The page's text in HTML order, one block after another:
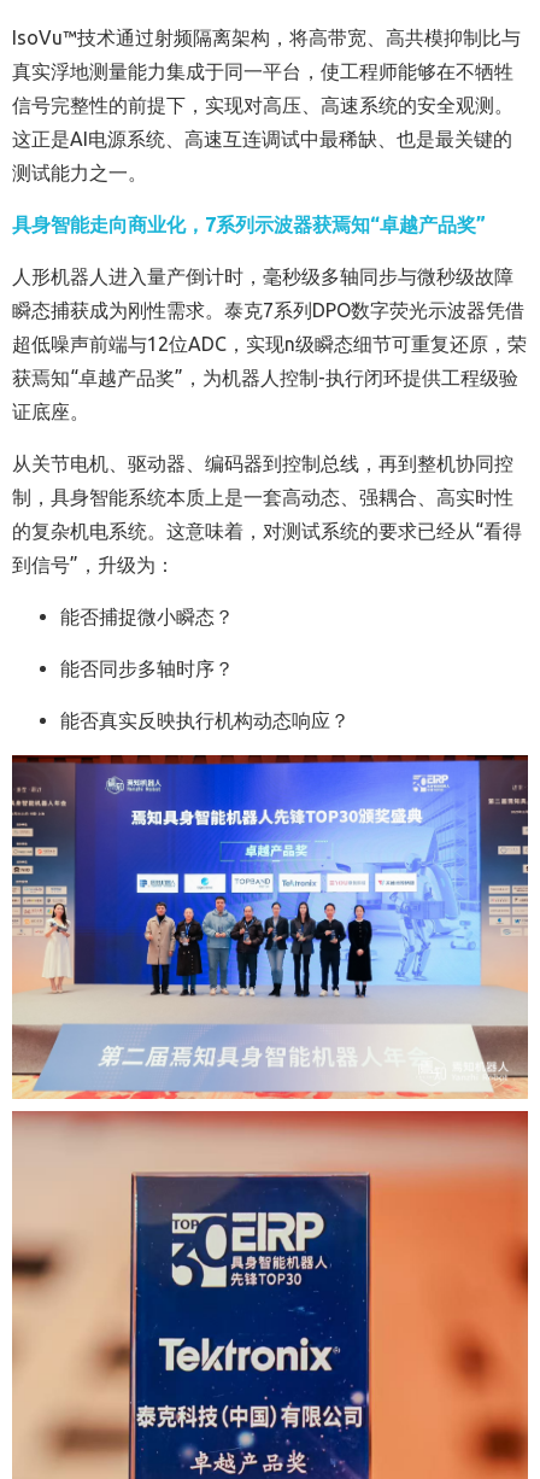
IsoVu™技术通过射频隔离架构，将高带宽、高共模抑制比与
真实浮地测量能力集成于同一平台，使工程师能够在不牺牲
信号完整性的前提下，实现对高压、高速系统的安全观测。
这正是AI电源系统、高速互连调试中最稀缺、也是最关键的
测试能力之一。
具身智能走向商业化，7系列示波器获焉知“卓越产品奖”
人形机器人进入量产倒计时，毫秒级多轴同步与微秒级故障
瞬态捕获成为刚性需求。泰克7系列DPO数字荧光示波器凭借
超低噪声前端与12位ADC，实现n级瞬态细节可重复还原，荣
获焉知“卓越产品奖”，为机器人控制-执行闭环提供工程级验
证底座。
从关节电机、驱动器、编码器到控制总线，再到整机协同控
制，具身智能系统本质上是一套高动态、强耦合、高实时性
的复杂机电系统。这意味着，对测试系统的要求已经从“看得
到信号”，升级为：
能否捕捉微小瞬态？
能否同步多轴时序？
能否真实反映执行机构动态响应？